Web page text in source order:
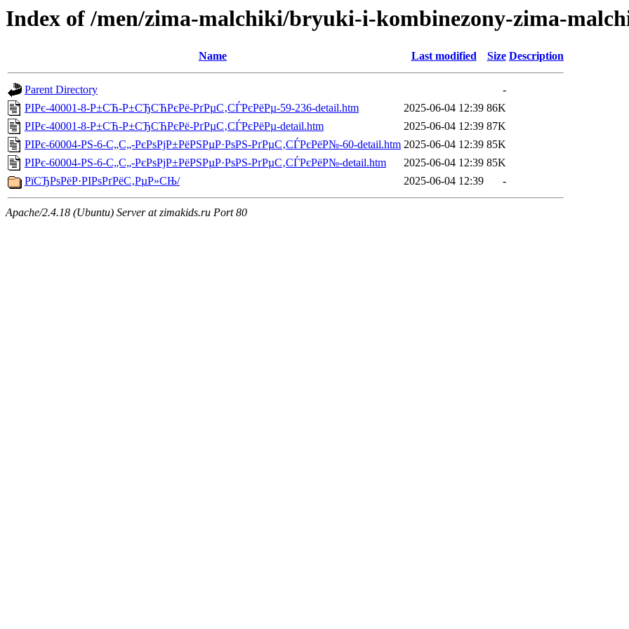
Index of /men/zima-malchiki/bryuki-i-kombinezony-zima-
Name Last modified Size Description
Parent Directory
-
РІРє-40001-8-Р±СЋ-Р±СЂСЋРєРё-РґРµС‚СЃРєРёРµ-59-236-detail.htm
2025-06-04 12:39 86K
РІРє-40001-8-Р±СЋ-Р±СЂСЋРєРё-РґРµС‚СЃРєРёРµ-detail.htm
2025-06-04 12:39 87K
РІРє-60004-РЅ-6-С„С„-РєРѕРјР±РёРЅРµР·РѕРЅ-РґРµС‚СЃРєРёР№-60-detail.htm 2025-06-04 12:39 85K
РІРє-60004-РЅ-6-С„С„-РєРѕРјР±РёРЅРµР·РѕРЅ-РґРµС‚СЃРєРёР№-detail.htm
2025-06-04 12:39 85K
РїСЂРѕРёР·РІРѕРґРёС‚РµР»СЊ/
2025-06-04 12:39 -
Apache/2.4.18 (Ubuntu) Server at zimakids.ru Port 80